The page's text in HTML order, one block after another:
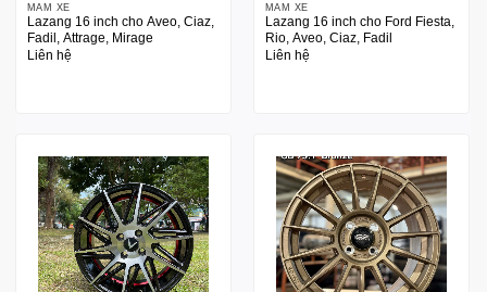
MÂM XE
Lazang 16 inch cho Aveo, Ciaz,
Fadil, Attrage, Mirage
Liên hệ
MÂM XE
Lazang 16 inch cho Ford Fiesta,
Rio, Aveo, Ciaz, Fadil
Liên hệ